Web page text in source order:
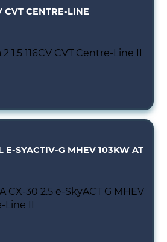
CVT CENTRE-LINE
E-SYACTIV-G MHEV 103KW AT